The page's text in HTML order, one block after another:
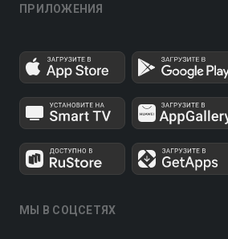
ПРИЛОЖЕНИЯ
МЫ В СОЦСЕТЯХ